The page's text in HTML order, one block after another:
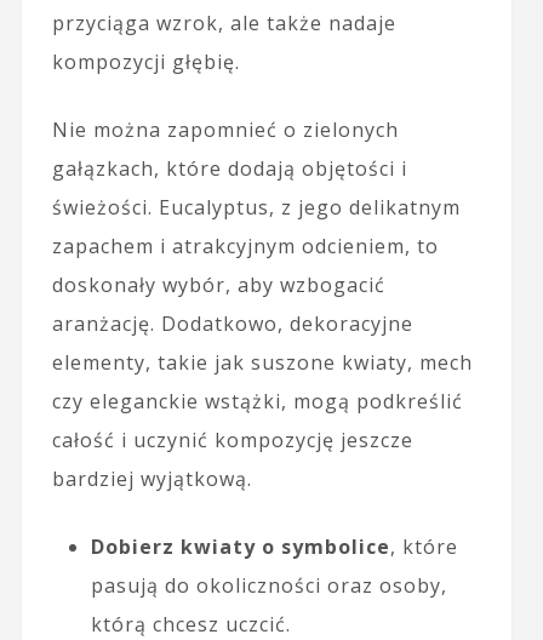
przyciąga wzrok, ale także nadaje
kompozycji głębię.
Nie można zapomnieć o zielonych
gałązkach, które dodają objętości i
świeżości. Eucalyptus, z jego delikatnym
zapachem i atrakcyjnym odcieniem, to
doskonały wybór, aby wzbogacić
aranżację. Dodatkowo, dekoracyjne
elementy, takie jak suszone kwiaty, mech
czy eleganckie wstążki, mogą podkreślić
całość i uczynić kompozycję jeszcze
bardziej wyjątkową.
Dobierz kwiaty o symbolice, które
pasują do okoliczności oraz osoby,
którą chcesz uczcić.